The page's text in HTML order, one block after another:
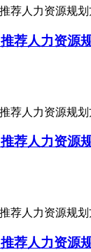
荐人力资源
荐人力资源
荐人力资源